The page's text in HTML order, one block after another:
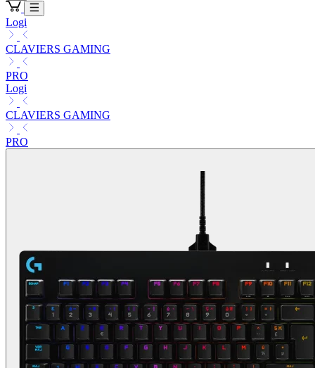
Logi
CLAVIERS GAMING
PRO
Logi
CLAVIERS GAMING
PRO